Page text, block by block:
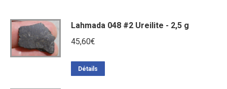
Lahmada 048 #2 Ureilite - 2,5 g
45,60€
Détails